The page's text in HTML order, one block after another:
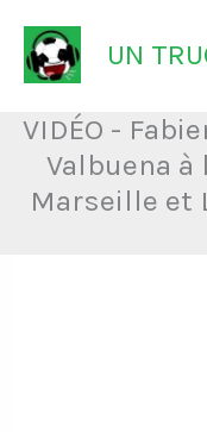
Aller
au
contenu
UN
VIDÉO -
Valbuena
Marseille et